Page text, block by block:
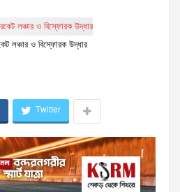
লঞ্চার ও বিস্ফোরক উদ্ধার
Twitter